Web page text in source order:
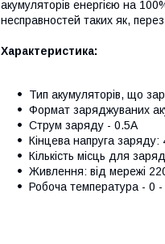
акумуляторів енергією на
несправностей таких як,
Характеристика:
Тип акумуляторів, що
Формат заряджуваних
Cтрум заряду - 0.5A
Кінцева напруга заряду:
Кількість місць для
Живлення: від мережі
Робоча температура - 0 -